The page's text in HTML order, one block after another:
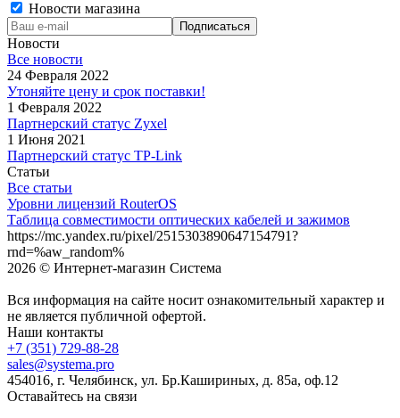
Новости магазина
Новости
Все новости
24 Февраля 2022
Утоняйте цену и срок поставки!
1 Февраля 2022
Партнерский статус Zyxel
1 Июня 2021
Партнерский статус TP-Link
Статьи
Все статьи
Уровни лицензий RouterOS
Таблица совместимости оптических кабелей и зажимов
https://mc.yandex.ru/pixel/2515303890647154791?
rnd=%aw_random%
2026 © Интернет-магазин Система
Вся информация на сайте носит ознакомительный характер и
не является публичной офертой.
Наши контакты
+7 (351) 729-88-28
sales@systema.pro
454016, г. Челябинск, ул. Бр.Кашириных, д. 85а, оф.12
Оставайтесь на связи